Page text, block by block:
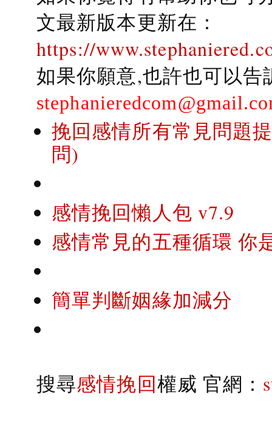
文最新版本更新在：
https://
如果你願意,也許也可以
挽回感情所有常見問題
問)
感情挽回懶人包 v7.9
感情常見的五種循環 你
簡單判斷姻緣加減分
搜尋感情挽回權威 官網：